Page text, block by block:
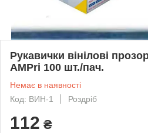
Рукавички вінілові
AMPri 100 шт./пач.
Немає в наявності
Код: ВИН-1
Роздріб
112 ₴